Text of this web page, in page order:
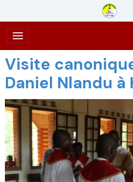
Visite
Daniel Nlandu à